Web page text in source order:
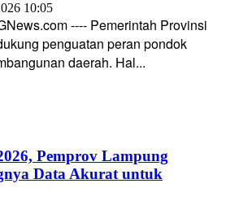
10:05
---- Pemerintah Provinsi
penguatan peran pondok
daerah. Hal...
Pemprov Lampung
Data Akurat untuk